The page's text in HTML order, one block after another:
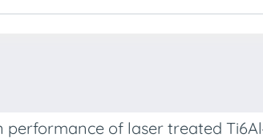
of laser treated